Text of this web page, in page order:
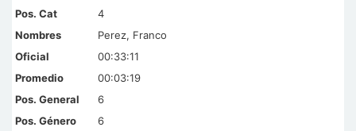
4
Perez, Franco
00:33:11
00:03:19
6
6